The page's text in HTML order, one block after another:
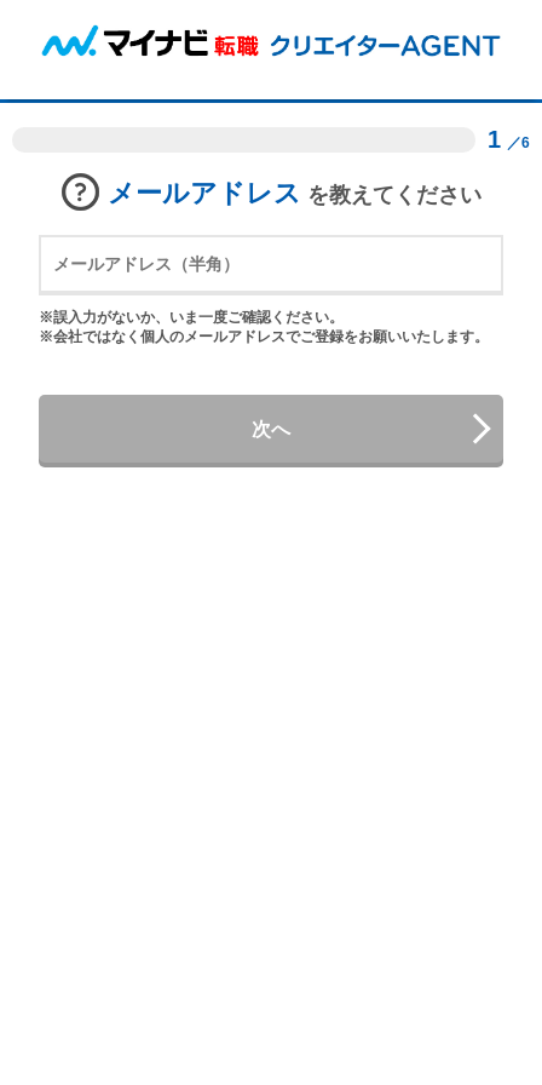
1 ／6
メールアドレス を教えてください
※誤入力がないか、いま一度ご確認ください。
※会社ではなく個人のメールアドレスでご登録をお願いいたします。
次へ